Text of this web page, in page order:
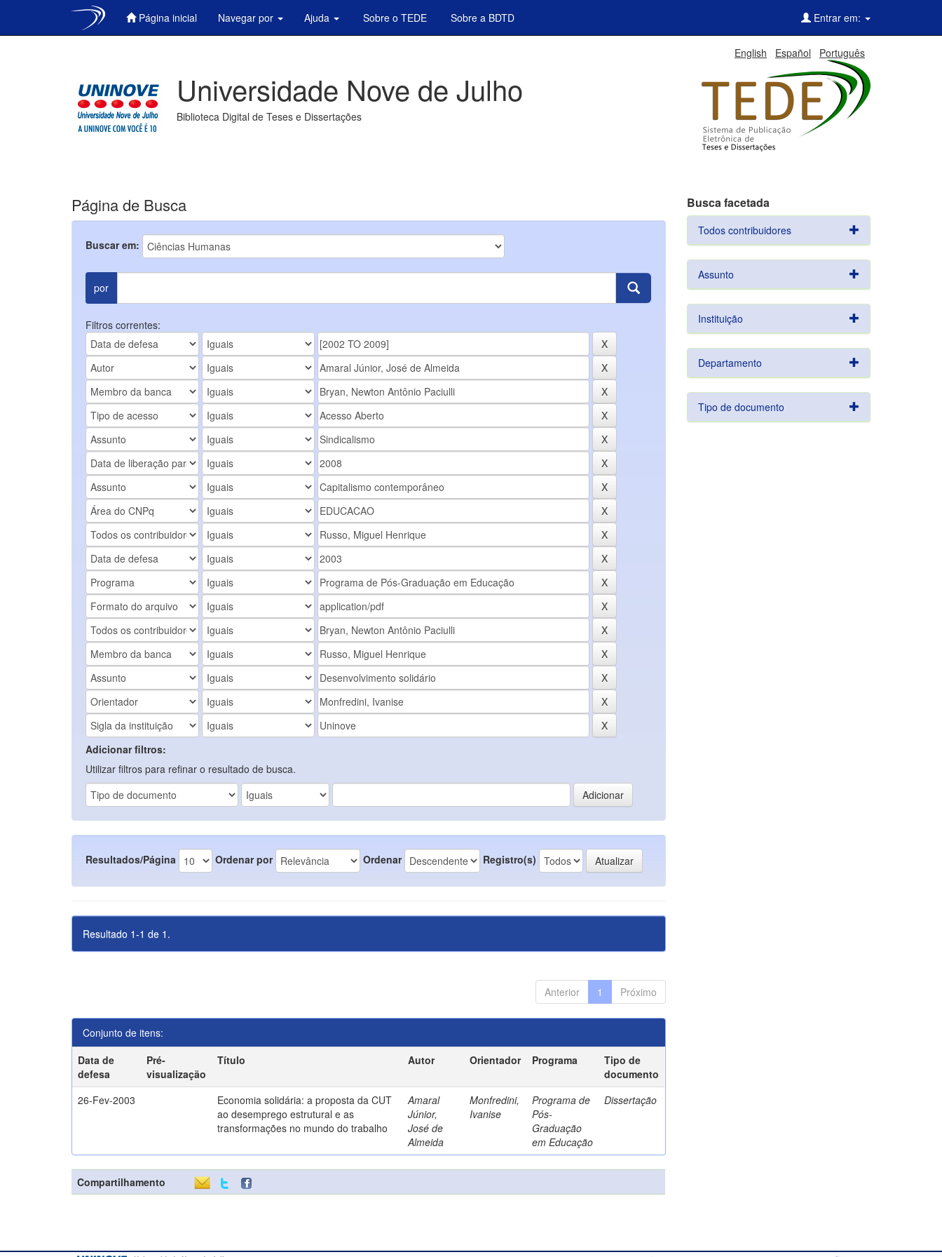
Página inicial Navegar por Ajuda Sobre o TEDE Sobre a BDTD Entrar em:
English Español Português
Universidade Nove de Julho
Biblioteca Digital de Teses e Dissertações
Página de Busca
Buscar em:
por
Filtros correntes:
Adicionar filtros:
Utilizar filtros para refinar o resultado de busca.
Resultados/Página Ordenar por Ordenar Registro(s)
Resultado 1-1 de 1.
Anterior 1 Próximo
Conjunto de itens:
Data de
defesa
Pré-
visualização
Título Autor Orientador Programa
Tipo de
documento
26-Fev-2003
Economia solidária: a proposta da CUT
ao desemprego estrutural e as
transformações no mundo do trabalho
Amaral
Júnior,
José de
Almeida
Monfredini,
Ivanise
Programa de
Pós-
Graduação
em Educação
Dissertação
Compartilhamento
Busca facetada
Todos contribuidores
Assunto
Instituição
Departamento
Tipo de documento